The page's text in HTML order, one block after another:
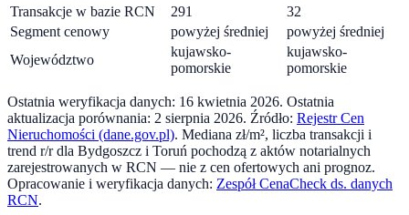
Transakcje w bazie RCN
291
32
Segment cenowy
powyżej średniej
powyżej średniej
Województwo
kujawsko-
pomorskie
kujawsko-
pomorskie
Ostatnia weryfikacja danych: 16 kwietnia 2026. Ostatnia
aktualizacja porównania: 2 sierpnia 2026. Źródło: Rejestr Cen
Nieruchomości (dane.gov.pl). Mediana zł/m², liczba transakcji i
trend r/r dla Bydgoszcz i Toruń pochodzą z aktów notarialnych
zarejestrowanych w RCN — nie z cen ofertowych ani prognoz.
Opracowanie i weryfikacja danych: Zespół CenaCheck ds. danych
RCN.